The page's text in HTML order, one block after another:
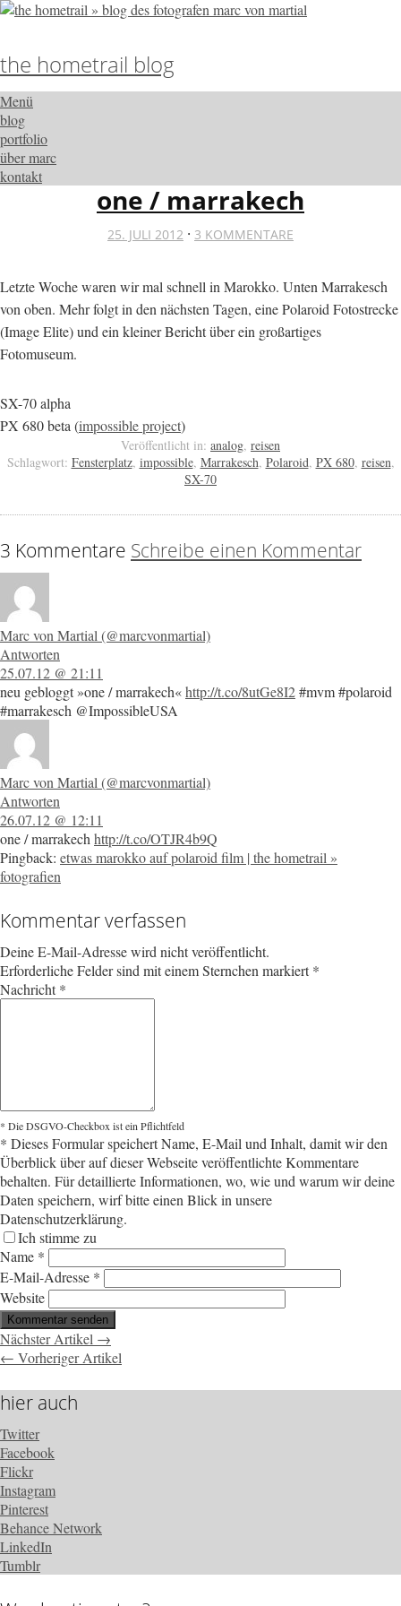
the hometrail blog
Menü
blog
portfolio
über marc
kontakt
one / marrakech
25. JULI 2012 · 3 KOMMENTARE
Letzte Woche waren wir mal schnell in Marokko. Unten Marrakesch
von oben. Mehr folgt in den nächsten Tagen, eine Polaroid Fotostrecke
(Image Elite) und ein kleiner Bericht über ein großartiges
Fotomuseum.
SX-70 alpha
PX 680 beta (impossible project)
Veröffentlicht in: analog, reisen
Schlagwort: Fensterplatz, impossible, Marrakesch, Polaroid, PX 680, reisen,
SX-70
3 Kommentare Schreibe einen Kommentar
Marc von Martial (@marcvonmartial)
Antworten
25.07.12 @ 21:11
neu gebloggt »one / marrakech«http://t.co/8utGe8I2#mvm #polaroid
#marrakesch @ImpossibleUSA
Marc von Martial (@marcvonmartial)
Antworten
26.07.12 @ 12:11
one / marrakech http://t.co/OTJR4b9Q
Pingback: etwas marokko auf polaroid film | the hometrail »
fotografien
Kommentar verfassen
Deine E-Mail-Adresse wird nicht veröffentlicht.
Erforderliche Felder sind mit einem Sternchen markiert*
Nachricht*
* Die DSGVO-Checkbox ist ein Pflichtfeld
* Dieses Formular speichert Name, E-Mail und Inhalt, damit wir den
Überblick über auf dieser Webseite veröffentlichte Kommentare
behalten. Für detaillierte Informationen, wo, wie und warum wir deine
Daten speichern, wirf bitte einen Blick in unsere
Datenschutzerklärung.
Ich stimme zu
Name *
E-Mail-Adresse *
Website
Nächster Artikel →
← Vorheriger Artikel
hier auch
Twitter
Facebook
Flickr
Instagram
Pinterest
Behance Network
LinkedIn
Tumblr